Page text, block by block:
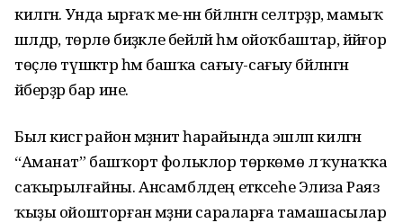
килгән. Унда ырғаҡ ме-нән бәйләнгән селтәрҙәр, мамыҡ
шәлдәр, төрлө биҙәкле бейәләй һәм ойоҡбаштар, йәйғор
төҫлө түшәктәр һәм башҡа сағыу-сағыу бәйләнгән
әйберҙәр бар ине.
Был кисәгә район мәҙәниәт һарайында эшләп килгән
“Аманат” башҡорт фольклор төркөмө лә ҡунаҡҡа
саҡырылғайны. Ансамблдең етәксеһе Элиза Раяз
ҡыҙы ойошторған мәҙәни сараларға тамашасылар